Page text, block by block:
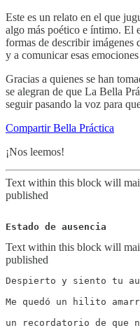
Este es un relato en el que
algo más poético e íntimo. El
formas de describir imágenes
y a comunicar esas
Gracias a quienes se han
se alegran de que La Bella
seguir pasando la voz para
Compartir Bella Práctica
¡Nos leemos!
Text within this block will
published
Text within this block will
published
Despierto y siento tu
Me quedó un hilito
un recordatorio de que